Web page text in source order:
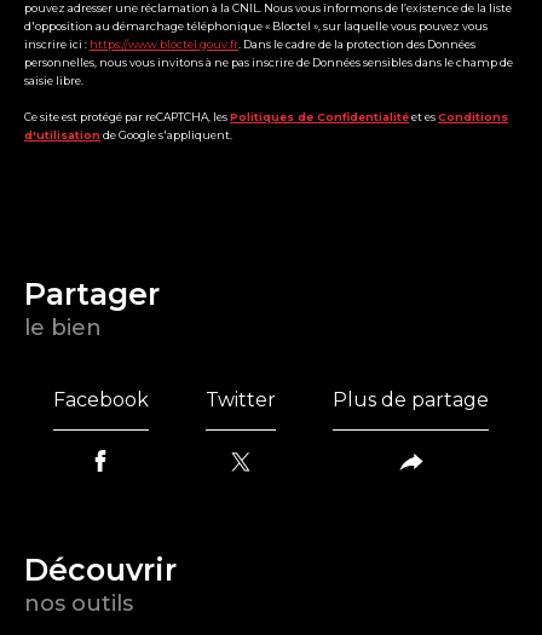
pouvez adresser une réclamation à la CNIL. Nous vous informons de l’existence de la liste
d'opposition au démarchage téléphonique « Bloctel », sur laquelle vous pouvez vous
inscrire ici : https://www.bloctel.gouv.fr . Dans le cadre de la protection des Données
personnelles, nous vous invitons à ne pas inscrire de Données sensibles dans le champ de
saisie libre.
Ce site est protégé par reCAPTCHA, lesPolitiques de Confidentialitéet esConditions
d'utilisationde Google s'appliquent.
partager
le bien
Facebook Twitter Plus de partage
découvrir
nos outils